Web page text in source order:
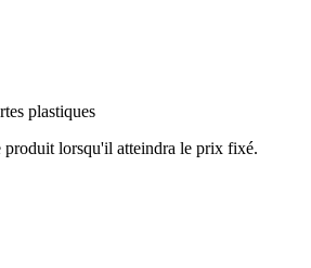
plastiques
produit lorsqu'il atteindra le prix fixé.